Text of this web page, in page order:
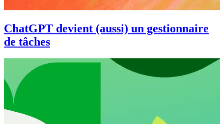
ChatGPT devient (aussi) un gestionnaire
de tâches